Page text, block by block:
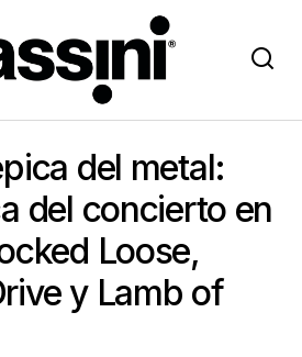
Loose, Parkway Drive y Lamb of
del metal:
del concierto en
Loose,
y Lamb of